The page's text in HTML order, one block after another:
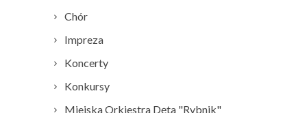
Chór
Impreza
Koncerty
Konkursy
Miejska Orkiestra Dęta "Rybnik"